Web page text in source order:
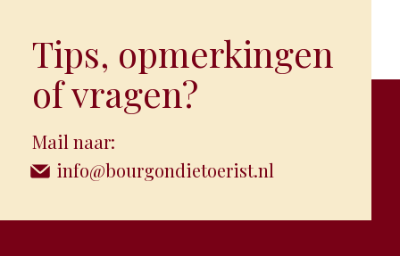
Tips, opmerkingen
of vragen?
Mail naar:
info@bourgondietoerist.nl